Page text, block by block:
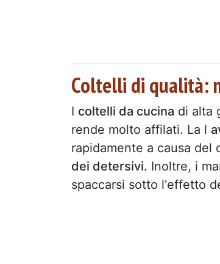
Coltelli di qualità:
I coltelli da cucina di alta
rende molto affilati. La l
rapidamente a causa
dei detersivi. Inoltre, i
spaccarsi sotto l'effetto